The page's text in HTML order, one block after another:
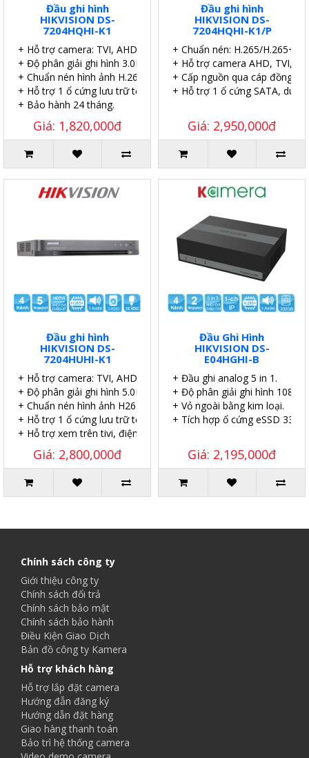
Đầu ghi hình
HIKVISION DS-
7204HQHI-K1
+ Hỗ trợ camera: TVI, AHD, Analog, CVI, IP
+ Độ phân giải ghi hình 3.0MP
+ Chuẩn nén hình ảnh H.265+
+ Hỗ trợ 1 ổ cứng lưu trữ tối đa 6TB.
+ Bảo hành 24 tháng.
Giá: 1,820,000đ
Đầu ghi hình
HIKVISION DS-
7204HQHI-K1/P
+ Chuẩn nén: H.265/H.265+.
+ Hỗ trợ camera AHD, TVI,
+ Cấp nguồn qua cáp đồng
+ Hỗ trợ 1 ổ cứng SATA,
Giá: 2,950,000đ
Đầu ghi hình
HIKVISION DS-
7204HUHI-K1
+ Hỗ trợ camera: TVI, AHD, Analog, CVI, IP
+ Độ phân giải ghi hình 5.0MP
+ Chuẩn nén hình ảnh H265+
+ Hỗ trợ 1 ổ cứng lưu trữ tối đa 8TB.
+ Hỗ trợ xem trên tivi, điện thoại, iPad. máy tính.
Giá: 2,800,000đ
Đầu Ghi Hình
HIKVISION DS-
E04HGHI-B
+ Đầu ghi analog 5 in 1.
+ Độ phân giải ghi hình 1080p
+ Vỏ ngoài bằng kim loại.
+ Tích hợp ổ cứng eSSD
Giá: 2,195,000đ
Chính sách công ty
Giới thiệu công ty
Chính sách đổi trả
Chính sách bảo mật
Chính sách bảo hành
Điều Kiện Giao Dịch
Bản đồ công ty Kamera
Hỗ trợ khách hàng
Hỗ trợ lắp đặt camera
Hướng đẫn đăng ký
Hướng dẫn đặt hàng
Giao hàng thanh toán
Bảo trì hệ thống camera